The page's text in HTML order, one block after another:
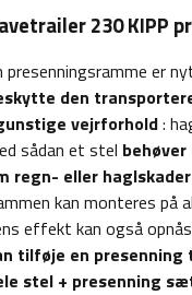
230 KIPP
presenningsramme er
den
vejrforhold:
sådan et stel
regn- eller
kan monteres på
effekt kan også
tilføje en presenning
stel + presenning